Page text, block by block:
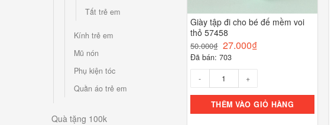
Tất trẻ em
Kính trẻ em
Mũ nón
Phụ kiện tóc
Quần áo trẻ em
Quà tặng 100k
Giày tập đi cho bé đế mềm voi
thỏ 57458
50.000₫ 27.000₫
Đã bán: 703
THÊM VÀO GIỎ HÀNG